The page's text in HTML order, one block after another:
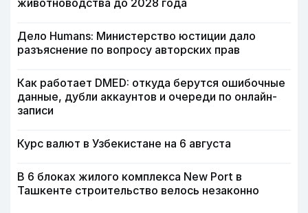
животноводства до 2028 года
Дело Humans: Министерство юстиции дало
разъяснение по вопросу авторских прав
Как работает DMED: откуда берутся ошибочные
данные, дубли аккаунтов и очереди по онлайн-
записи
Курс валют в Узбекистане на 6 августа
В 6 блоках жилого комплекса New Port в
Ташкенте строительство велось незаконно